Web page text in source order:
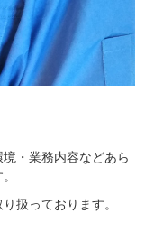
・業務内容などあら
扱っております。